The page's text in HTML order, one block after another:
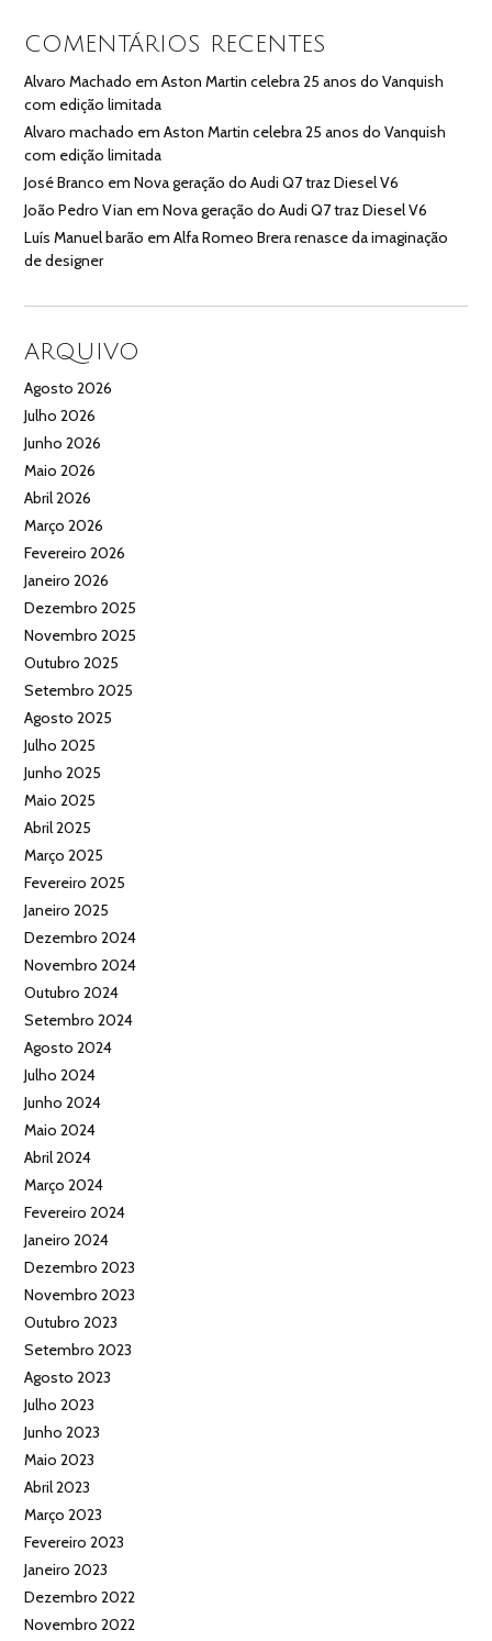
COMENTÁRIOS RECENTES
Alvaro Machado emAston Martin celebra 25 anos do Vanquish
com edição limitada
Alvaro machado emAston Martin celebra 25 anos do Vanquish
com edição limitada
José Branco emNova geração do Audi Q7 traz Diesel V6
João Pedro Vian emNova geração do Audi Q7 traz Diesel V6
Luís Manuel barão emAlfa Romeo Brera renasce da imaginação
de designer
ARQUIVO
Agosto 2026
Julho 2026
Junho 2026
Maio 2026
Abril 2026
Março 2026
Fevereiro 2026
Janeiro 2026
Dezembro 2025
Novembro 2025
Outubro 2025
Setembro 2025
Agosto 2025
Julho 2025
Junho 2025
Maio 2025
Abril 2025
Março 2025
Fevereiro 2025
Janeiro 2025
Dezembro 2024
Novembro 2024
Outubro 2024
Setembro 2024
Agosto 2024
Julho 2024
Junho 2024
Maio 2024
Abril 2024
Março 2024
Fevereiro 2024
Janeiro 2024
Dezembro 2023
Novembro 2023
Outubro 2023
Setembro 2023
Agosto 2023
Julho 2023
Junho 2023
Maio 2023
Abril 2023
Março 2023
Fevereiro 2023
Janeiro 2023
Dezembro 2022
Novembro 2022